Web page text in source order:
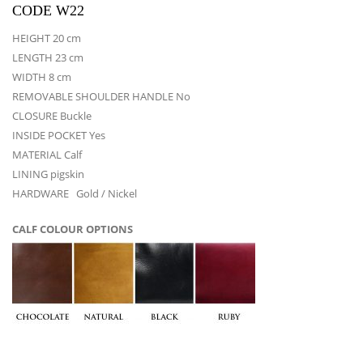
CODE W22
HEIGHT 20 cm
LENGTH 23 cm
WIDTH 8 cm
REMOVABLE SHOULDER HANDLE No
CLOSURE Buckle
INSIDE POCKET Yes
MATERIAL Calf
LINING pigskin
HARDWARE Gold / Nickel
CALF COLOUR OPTIONS